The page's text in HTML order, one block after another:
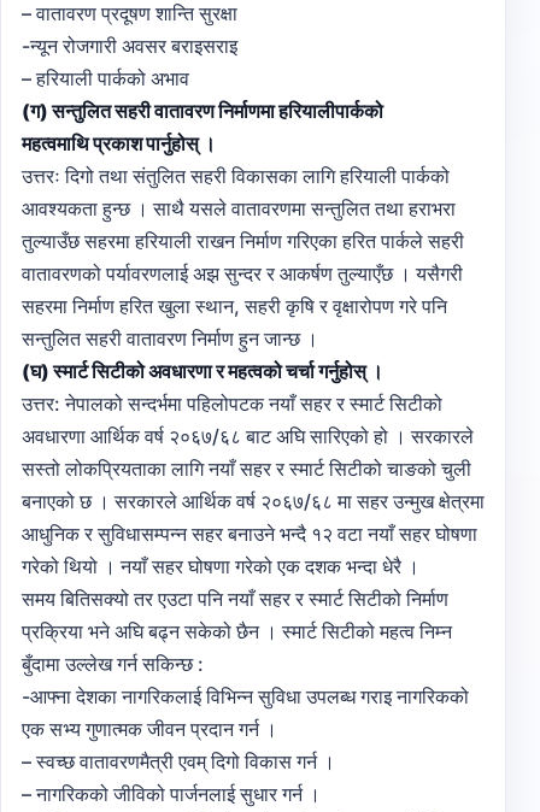
– वातावरण प्रदूषण शान्ति सुरक्षा
-न्यून रोजगारी अवसर बराइसराइ
– हरियाली पार्कको अभाव
(ग) सन्तुलित सहरी वातावरण निर्माणमा हरियालीपार्कको
महत्वमाथि प्रकाश पार्नुहोस् ।
उत्तरः दिगो तथा संतुलित सहरी विकासका लागि हरियाली पार्कको
आवश्यकता हुन्छ । साथै यसले वातावरणमा सन्तुलित तथा हराभरा
तुल्याउँछ सहरमा हरियाली राखन निर्माण गरिएका हरित पार्कले सहरी
वातावरणको पर्यावरणलाई अझ सुन्दर र आकर्षण तुल्याएँछ । यसैगरी
सहरमा निर्माण हरित खुला स्थान, सहरी कृषि र वृक्षारोपण गरे पनि
सन्तुलित सहरी वातावरण निर्माण हुन जान्छ ।
(घ) स्मार्ट सिटीको अवधारणा र महत्वको चर्चा गर्नुहोस् ।
उत्तर: नेपालको सन्दर्भमा पहिलोपटक नयाँ सहर र स्मार्ट सिटीको
अवधारणा आर्थिक वर्ष २०६७/६८ बाट अघि सारिएको हो । सरकारले
सस्तो लोकप्रियताका लागि नयाँ सहर र स्मार्ट सिटीको चाङको चुली
बनाएको छ । सरकारले आर्थिक वर्ष २०६७/६८ मा सहर उन्मुख क्षेत्रमा
आधुनिक र सुविधासम्पन्न सहर बनाउने भन्दै १२ वटा नयाँ सहर घोषणा
गरेको थियो । नयाँ सहर घोषणा गरेको एक दशक भन्दा धेरै ।
समय बितिसक्यो तर एउटा पनि नयाँ सहर र स्मार्ट सिटीको निर्माण
प्रक्रिया भने अघि बढ्न सकेको छैन । स्मार्ट सिटीको महत्व निम्न
बुँदामा उल्लेख गर्न सकिन्छ :
-आफ्ना देशका नागरिकलाई विभिन्न सुविधा उपलब्ध गराइ नागरिकको
एक सभ्य गुणात्मक जीवन प्रदान गर्न ।
– स्वच्छ वातावरणमैत्री एवम् दिगो विकास गर्न ।
– नागरिकको जीविको पार्जनलाई सुधार गर्न ।